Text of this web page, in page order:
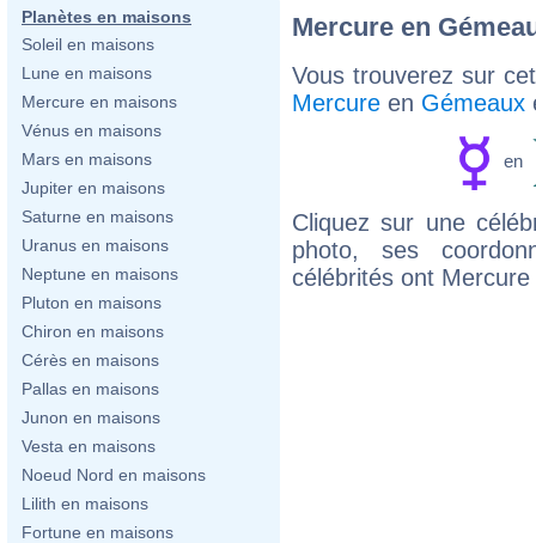
Planètes en maisons
Soleil en maisons
Lune en maisons
Mercure en maisons
Vénus en maisons
Mars en maisons
Jupiter en maisons
Saturne en maisons
Uranus en maisons
Neptune en maisons
Pluton en maisons
Chiron en maisons
Cérès en maisons
Pallas en maisons
Junon en maisons
Vesta en maisons
Noeud Nord en maisons
Lilith en maisons
Fortune en maisons
Mercure en
Vous trouverez sur
Mercure en Gémeaux
en
Cliquez sur une
photo, ses
célébrités ont